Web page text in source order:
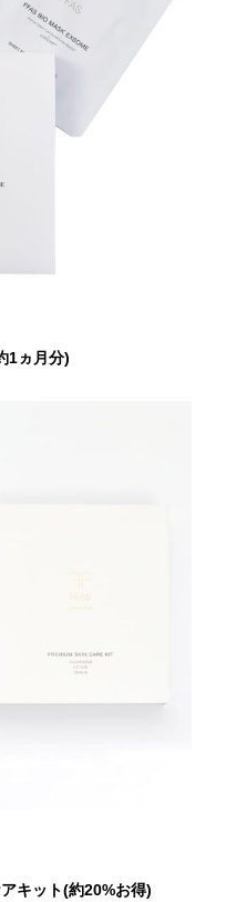
1ヵ月分)
キット(約20%お得)